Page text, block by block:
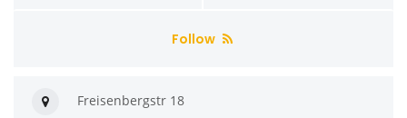
Follow
Freisenbergstr 18